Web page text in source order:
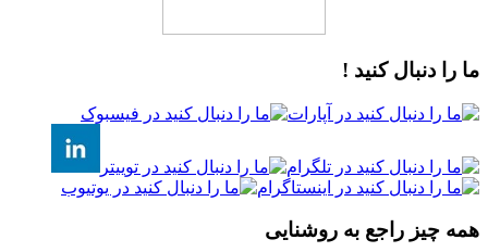
ما را دنبال کنید !
همه چیز راجع به روشنایی